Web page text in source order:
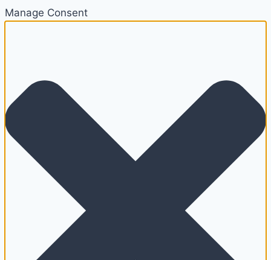
Manage Consent